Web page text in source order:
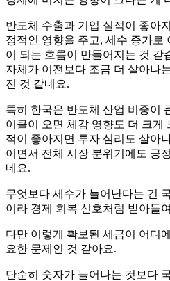
반도체 수출과 기업 실적이 좋아
정적인 영향을 주고, 세수 증가로
이 되는 흐름이 만들어지는 것 같
자체가 이전보다 조금 더 살아나
진 것 같네요.
특히 한국은 반도체 산업 비중이
이클이 오면 체감 영향도 더 크게
적이 좋아지면 투자 심리도 살아
이면서 전체 시장 분위기에도 긍
네요.
무엇보다 세수가 늘어난다는 건
이라 경제 회복 신호처럼 받아들
다만 이렇게 확보된 세금이 어디
요한 문제인 것 같아요.
단순히 숫자가 늘어나는 것보다